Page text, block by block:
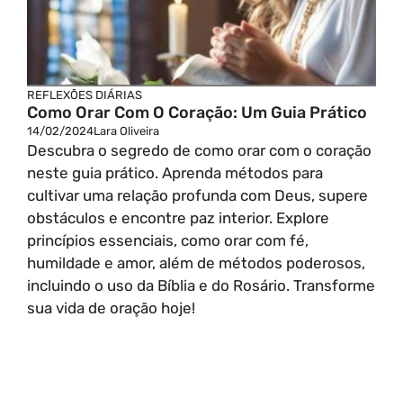
REFLEXÕES DIÁRIAS
Como Orar Com O Coração: Um Guia Prático
14/02/2024Lara Oliveira
Descubra o segredo de como orar com o coração
neste guia prático. Aprenda métodos para
cultivar uma relação profunda com Deus, supere
obstáculos e encontre paz interior. Explore
princípios essenciais, como orar com fé,
humildade e amor, além de métodos poderosos,
incluindo o uso da Bíblia e do Rosário. Transforme
sua vida de oração hoje!